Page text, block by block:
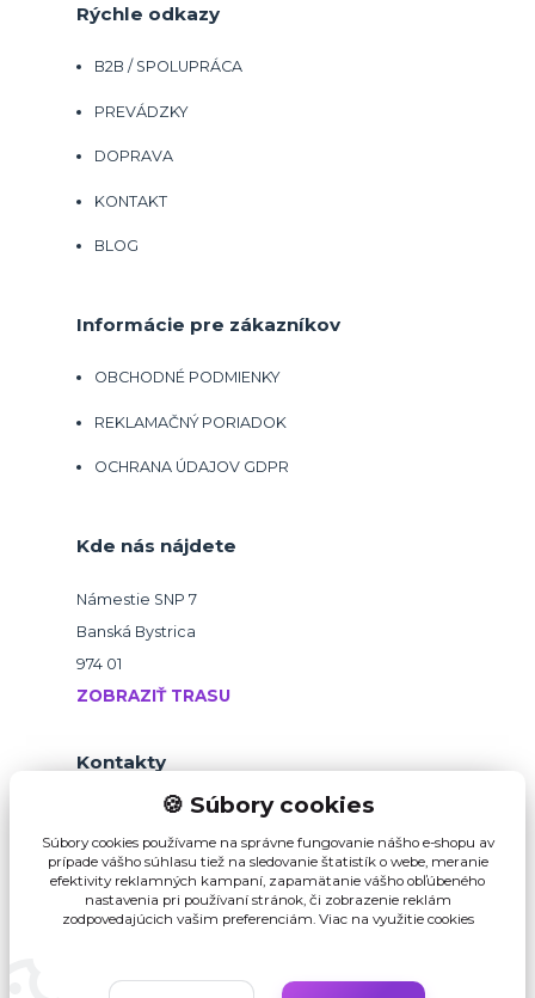
Rýchle odkazy
B2B / SPOLUPRÁCA
PREVÁDZKY
DOPRAVA
KONTAKT
BLOG
Informácie pre zákazníkov
OBCHODNÉ PODMIENKY
REKLAMAČNÝ PORIADOK
OCHRANA ÚDAJOV GDPR
Kde nás nájdete
Námestie SNP 7
Banská Bystrica
974 01
ZOBRAZIŤ TRASU
Kontakty
b2b@pikvalitu.sk
🍪 Súbory cookies
Súbory cookies používame na správne fungovanie nášho e-shopu av
prípade vášho súhlasu tiež na sledovanie štatistík o webe, meranie
efektivity reklamných kampaní, zapamätanie vášho obľúbeného
nastavenia pri používaní stránok, či zobrazenie reklám
zodpovedajúcich vašim preferenciám. Viac na využitie cookies